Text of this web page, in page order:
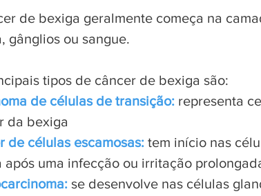
de bexiga geralmente começa na
gânglios ou sangue.
tipos de câncer de bexiga são:
de células de transição: representa
da bexiga
de células escamosas: tem início nas
após uma infecção ou irritação
se desenvolve nas células